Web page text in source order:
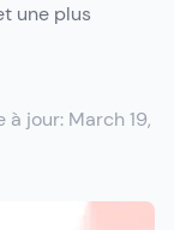
une plus
à jour: March 19,